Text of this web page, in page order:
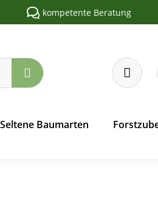
kompetente Beratung
Seltene Baumarten